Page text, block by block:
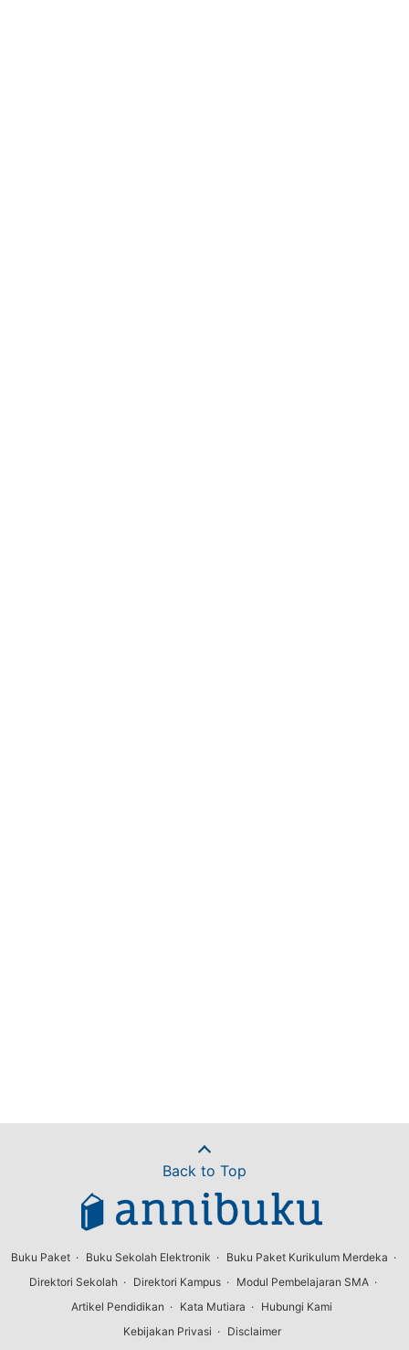
Back to Top
Buku Paket Buku Sekolah Elektronik
Buku Paket Kurikulum Merdeka
Direktori Sekolah
Direktori Kampus
Modul Pembelajaran SMA
Artikel Pendidikan
Kata Mutiara
Hubungi Kami
Kebijakan Privasi
Disclaimer